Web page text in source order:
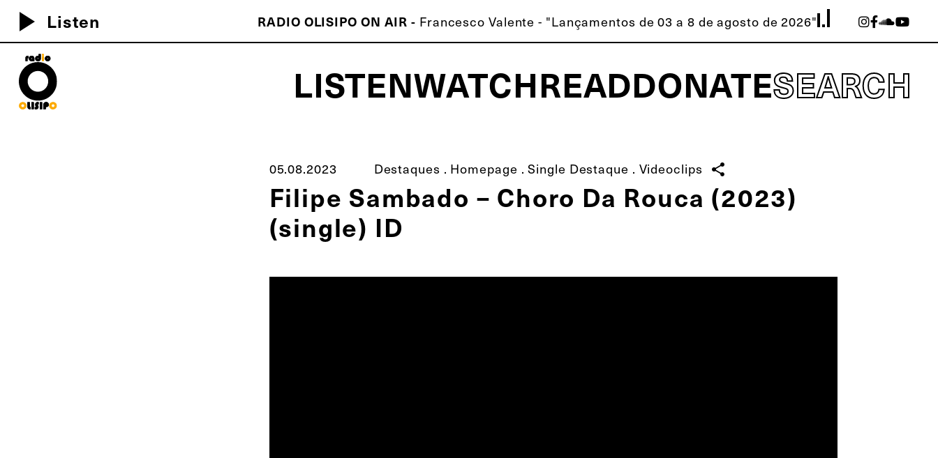
play_arrow Listen RADIO OLISIPO ON AIR - Francesco Valente - "Lançamentos de 03 a 8 de agosto de 2026"
LISTENWATCHREADDONATESEARCH
05.08.2023 Destaques . Homepage .Single Destaque . Videoclips share
Filipe Sambado – Choro Da Rouca (2023)
(single) ID